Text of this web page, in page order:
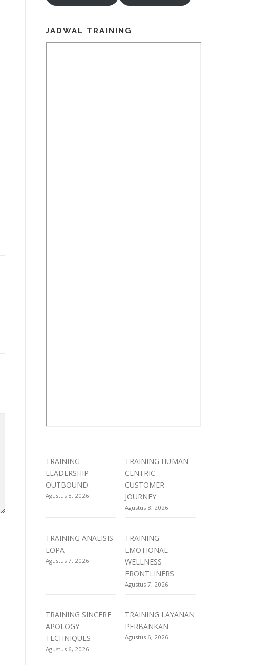
JADWAL TRAINING
TRAINING
LEADERSHIP
OUTBOUND
Agustus 8, 2026
TRAINING HUMAN-
CENTRIC
CUSTOMER
JOURNEY
Agustus 8, 2026
TRAINING ANALISIS
LOPA
Agustus 7, 2026
TRAINING
EMOTIONAL
WELLNESS
FRONTLINERS
Agustus 7, 2026
TRAINING SINCERE
APOLOGY
TECHNIQUES
Agustus 6, 2026
TRAINING LAYANAN
PERBANKAN
Agustus 6, 2026